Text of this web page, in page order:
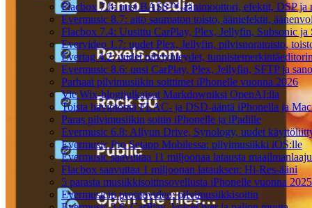
Flacbox 7.6: uusi BASS™-äänimoottori, efektit, DSP ja
Evermusic 8.7: aito saumaton toisto, ääniefektit,
Flacbox 7.4: Uusittu CarPlay, Plex, Jellyfin, Subsonic ja
Evervideo 1.7: uudet Plex, Jellyfin, pilvisuoratoisto,
Evertag 4.2: uudet pilviyhteydet,
Evermusic 8.6: uusi CarPlay, Plex, Jellyfin, SFTP ja
Parhaat pilvimusiikin soittimet iPhonelle vuonna 2026
Vie Wix-blogijulkaisut Markdowniksi OpenAI:lla
Toista häviötöntä FLAC- ja DSD-ääntä iPhonella ja
Paras pilvimusiikin soitin iPhonelle ja iPadille
Evermusic 6.8: Aliyun Drive, Synology, uudet
Evermusic Pro Setapp Mobilessa: pilvimusiikki iOS:lle
Evermusic saavuttaa 11 miljoonaa latausta
Flacbox saavuttaa 1 miljoonan latauksen: Hi-Res-ääni
5 parasta musiikkisoitinsovellusta iPhonelle vuonna 2025
Evermusicin promovideo: pilvimusiikkisoitin